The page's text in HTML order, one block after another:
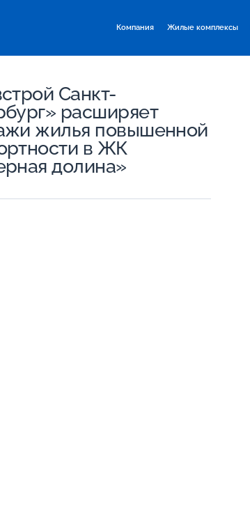
Компания Жилые комплексы
Санкт-
расширяет
жилья повышенной
в ЖК
долина»